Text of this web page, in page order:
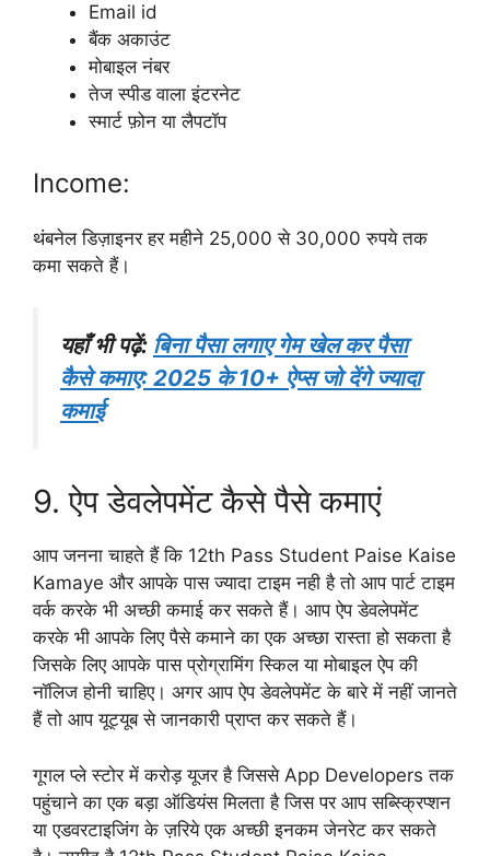
Email id
बैंक अकाउंट
मोबाइल नंबर
तेज स्पीड वाला इंटरनेट
स्मार्ट फ़ोन या लैपटॉप
Income:
थंबनेल डिज़ाइनर हर महीने 25,000 से 30,000 रुपये तक
कमा सकते हैं।
यहाँ भी पढ़ें: बिना पैसा लगाए गेम खेल कर पैसा
कैसे कमाए: 2025 के 10+ ऐप्स जो देंगे ज्यादा
कमाई
9. ऐप डेवलेपमेंट कैसे पैसे कमाएं
आप जनना चाहते हैं कि 12th Pass Student Paise Kaise
Kamaye और आपके पास ज्यादा टाइम नही है तो आप पार्ट टाइम
वर्क करके भी अच्छी कमाई कर सकते हैं। आप ऐप डेवलेपमेंट
करके भी आपके लिए पैसे कमाने का एक अच्छा रास्ता हो सकता है
जिसके लिए आपके पास प्रोग्रामिंग स्किल या मोबाइल ऐप की
नॉलिज होनी चाहिए। अगर आप ऐप डेवलेपमेंट के बारे में नहीं जानते
हैं तो आप यूट्यूब से जानकारी प्राप्त कर सकते हैं।
गूगल प्ले स्टोर में करोड़ यूजर है जिससे App Developers तक
पहुंचाने का एक बड़ा ऑडियंस मिलता है जिस पर आप सब्स्क्रिप्शन
या एडवरटाइजिंग के ज़रिये एक अच्छी इनकम जेनरेट कर सकते